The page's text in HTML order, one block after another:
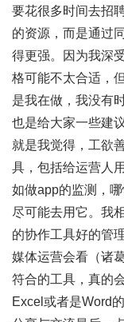
要花很多时间去招
的资源，而是通过
得更强。因为我深
格可能不太合适，
是我在做，我没有
也是给大家一些建
就是我觉得，工欲
具，包括给运营人
如做app的监测，
尽可能去用它。我
的协作工具好的管
媒体运营会看（诸
符合的工具，真的
Excel或者是Word